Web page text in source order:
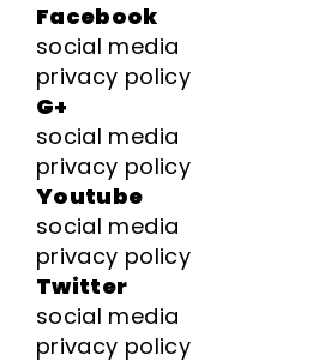
Facebook
social media
privacy policy
G+
social media
privacy policy
Youtube
social media
privacy policy
Twitter
social media
privacy policy